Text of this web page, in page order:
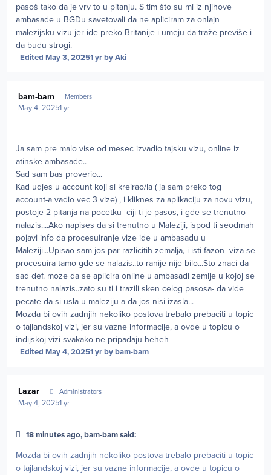
pasoš tako da je vrv to u pitanju. S tim što su mi iz njihove
ambasade u BGDu savetovali da ne apliciram za onlajn
malezijsku vizu jer ide preko Britanije i umeju da traže previše i
da budu strogi.
Edited May 3, 20251 yrby Aki
bam-bam Members
May 4, 20251 yr
Ja sam pre malo vise od mesec izvadio tajsku vizu, online iz
atinske ambasade..
Sad sam bas proverio...
Kad udjes u account koji si kreirao/la ( ja sam preko tog
account-a vadio vec 3 vize) , i kliknes za aplikaciju za novu vizu,
postoje 2 pitanja na pocetku- ciji ti je pasos, i gde se trenutno
nalazis....Ako napises da si trenutno u Maleziji, ispod ti seodmah
pojavi info da procesuiranje vize ide u ambasadu u
Maleziji...Upisao sam jos par razlicitih zemalja, i isti fazon- viza se
procesuira tamo gde se nalazis..to ranije nije bilo...Sto znaci da
sad def. moze da se aplicira online u ambasadi zemlje u kojoj se
trenutno nalazis..zato su ti i trazili sken celog pasosa- da vide
pecate da si usla u maleziju a da jos nisi izasla...
Mozda bi ovih zadnjih nekoliko postova trebalo prebaciti u topic
o tajlandskoj vizi, jer su vazne informacije, a ovde u topicu o
indijskoj vizi svakako ne pripadaju heheh
Edited May 4, 20251 yrby bam-bam
Lazar Administrators
May 4, 20251 yr
18 minutes ago, bam-bam said:
Mozda bi ovih zadnjih nekoliko postova trebalo prebaciti u topic
o tajlandskoj vizi, jer su vazne informacije, a ovde u topicu o